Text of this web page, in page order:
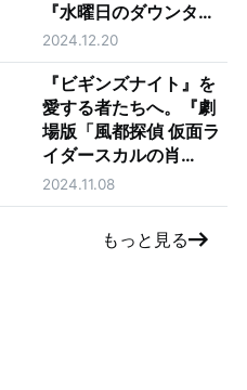
『水曜日のダウンタウ
ン』の神コンテンツが
ゴイゴイスーな理由を
徹底考察
2024.12.20
『ビギンズナイト』を
愛する者たちへ。『劇
場版「風都探偵 仮面ラ
イダースカルの肖
像」』レビュー
2024.11.08
もっと見る